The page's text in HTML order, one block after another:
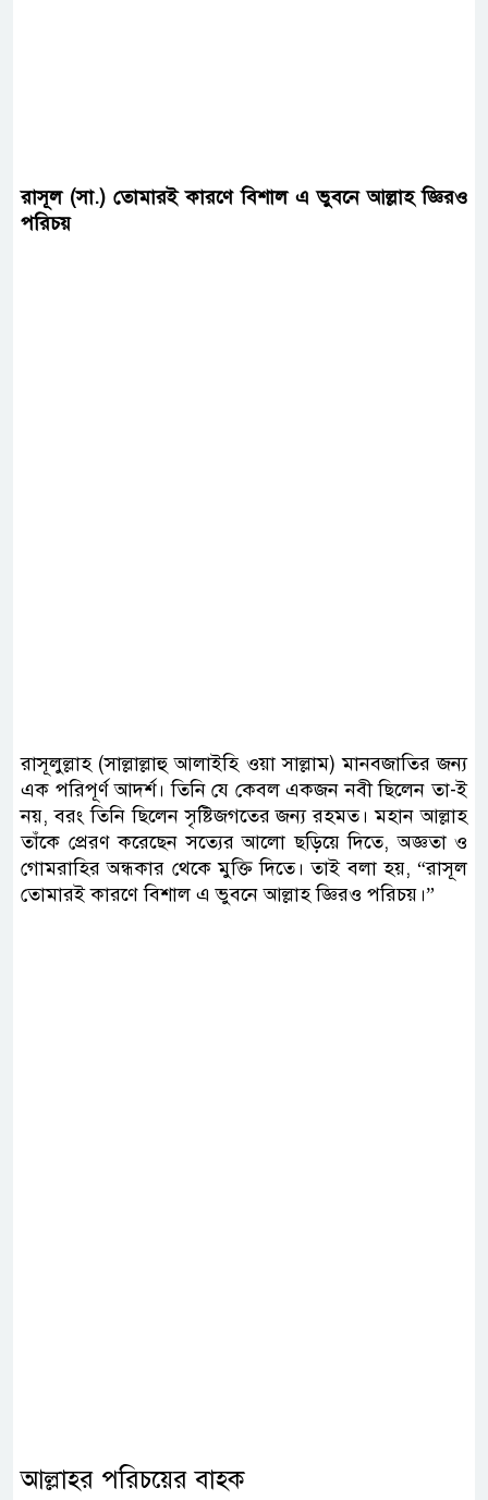
রাসূল (সা.) তোমারই কারণে বিশাল এ ভুবনে আল্লাহ জ্ঞিরও
পরিচয়
রাসূলুল্লাহ (সাল্লাল্লাহু আলাইহি ওয়া সাল্লাম) মানবজাতির জন্য
এক পরিপূর্ণ আদর্শ। তিনি যে কেবল একজন নবী ছিলেন তা-ই
নয়, বরং তিনি ছিলেন সৃষ্টিজগতের জন্য রহমত। মহান আল্লাহ
তাঁকে প্রেরণ করেছেন সত্যের আলো ছড়িয়ে দিতে, অজ্ঞতা ও
গোমরাহির অন্ধকার থেকে মুক্তি দিতে। তাই বলা হয়, “রাসূল
তোমারই কারণে বিশাল এ ভুবনে আল্লাহ জ্ঞিরও পরিচয়।”
আল্লাহর পরিচয়ের বাহক